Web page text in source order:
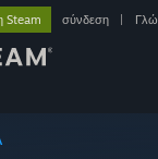
Steam σύνδεση